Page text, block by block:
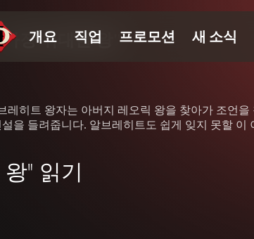
장 위대한 왕"
레히트 왕자는 아버지 레오릭 왕을 찾아가 조언
을 들려줍니다. 알브레히트도 쉽게 잊지 못할
" 읽기